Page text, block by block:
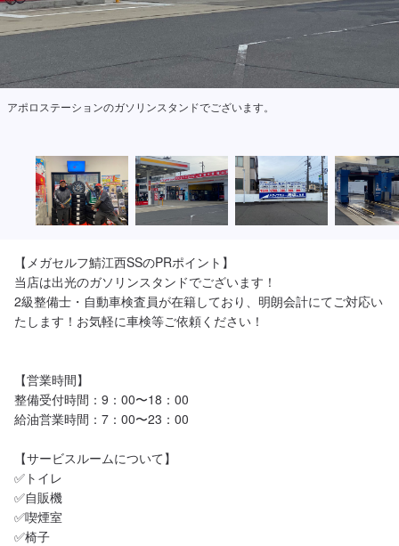
アポロステーションのガソリンスタンドでございます。
【メガセルフ鯖江西SSのPRポイント】
当店は出光のガソリンスタンドでございます！
2級整備士・自動車検査員が在籍しており、明朗会計にてご対応い
たします！お気軽に車検等ご依頼ください！
【営業時間】
整備受付時間：9：00〜18：00
給油営業時間：7：00〜23：00
【サービスルームについて】
✅トイレ
✅自販機
✅喫煙室
✅椅子